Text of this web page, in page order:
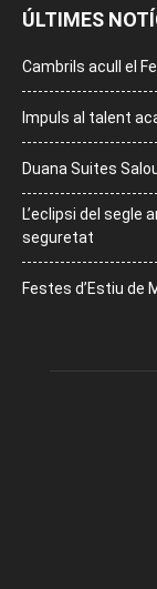
ÚLTIMES
Cambrils acull el
Impuls al talent
Duana Suites
L’eclipsi del segle
seguretat
Festes d’Estiu de